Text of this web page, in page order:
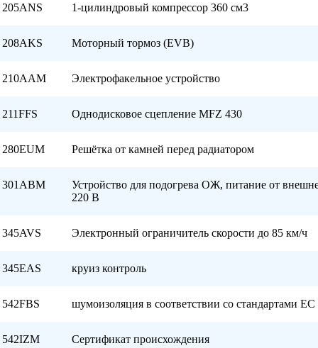
205ANS 1-цилиндровый компрессор 360 см3
208AKS Моторный тормоз (EVB)
210AAM Электрофакельное устройство
211FFS Однодисковое сцепление MFZ 430
280EUM Решётка от камней перед радиатором
301ABM
Устройство для подогрева ОЖ, питание от
220 В
345AVS Электронный ограничитель скорости до 85 км/ч
345EAS круиз контроль
542FBS шумоизоляция в соответствии со стандартами
542IZM Сертификат происхождения